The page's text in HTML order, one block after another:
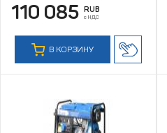
110 085 RUB
с НДС
В КОРЗИНУ